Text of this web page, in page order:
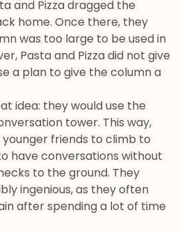
and Pizza dragged the
home. Once there, they
was too large to be used in
Pasta and Pizza did not give
a plan to give the column a
idea: they would use the
tower. This way,
friends to climb to
have conversations without
to the ground. They
ingenious, as they often
after spending a lot of time